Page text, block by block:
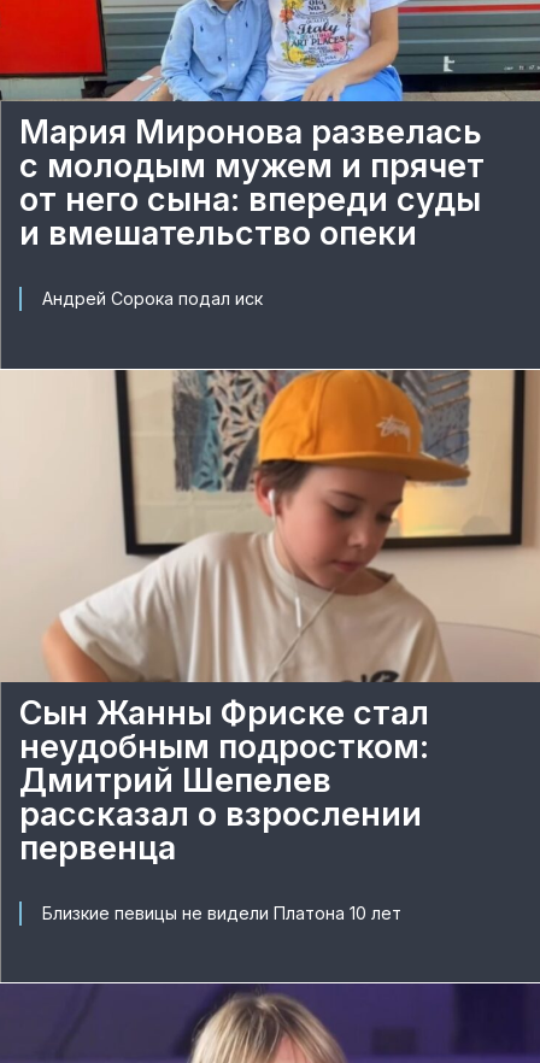
Мария Миронова развелась
с молодым мужем и прячет
от него сына: впереди суды
и вмешательство опеки
Андрей Сорока подал иск
Сын Жанны Фриске стал
неудобным подростком:
Дмитрий Шепелев
рассказал о взрослении
первенца
Близкие певицы не видели Платона 10 лет